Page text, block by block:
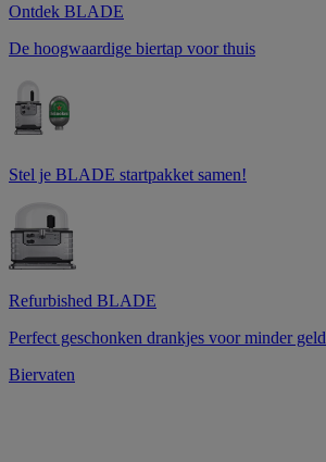
Ontdek BLADE
De hoogwaardige biertap voor thuis
Stel je BLADE startpakket samen!
Refurbished BLADE
Perfect geschonken drankjes voor minder geld
Biervaten